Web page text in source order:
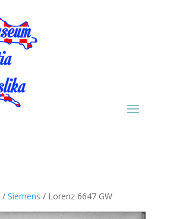
/ Siemens / Lorenz 6647 GW